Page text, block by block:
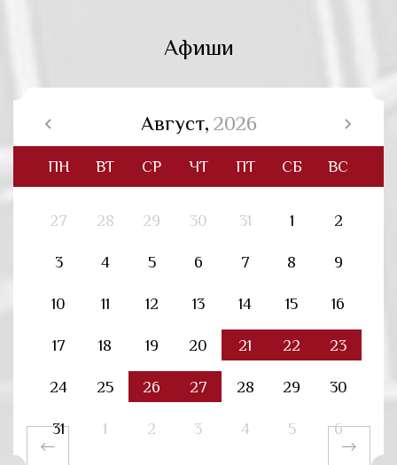
Афиши
Август, 2026
ПН ВТ СР ЧТ ПТ СБ ВС
27 28 29 30 31 1 2
3 4 5 6 7 8 9
10 11 12 13 14 15 16
17 18 19 20 21 22 23
24 25 26 27 28 29 30
31 1 2 3 4 5 6